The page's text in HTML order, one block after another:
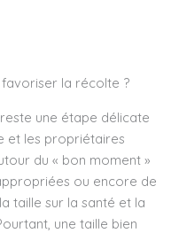
la récolte ?
une étape délicate
et les propriétaires
du « bon moment »
ou encore de
taille sur la santé et la
une taille bien